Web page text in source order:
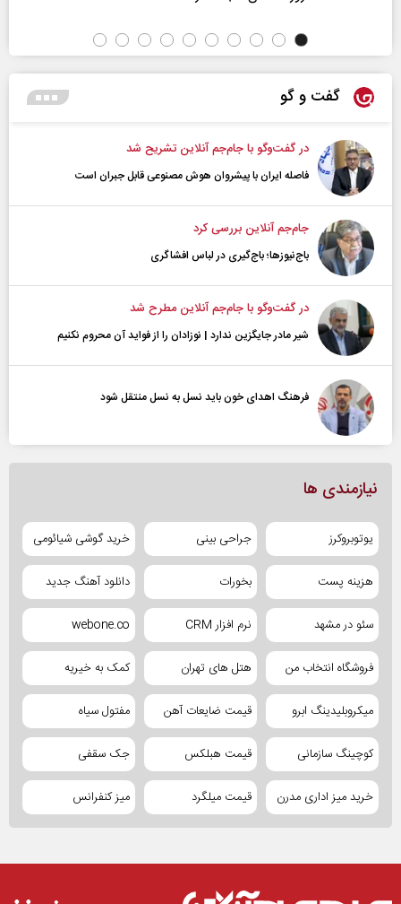
گفت و گو
در گفت‌و‌گو با جام‌جم آنلاین تشریح شد
فاصله ایران با پیشرو‌ان هوش مصنوعی قابل جبران است
جام‌جم آنلاین بررسی کرد
باج‌نیوزها؛ باج‌گیری در لباس افشاگری
در گفت‌و‌گو با جام‌جم آنلاین مطرح شد
شیر مادر جایگزین ندارد | نوزادان را از فواید آن محروم نکنیم
فرهنگ اهدای خون باید نسل به نسل منتقل شود
نیازمندی ها
یوتوبروکرز جراحی بینی خرید گوشی شیائومی
هزینه پست بخورات دانلود آهنگ جدید
سئو در مشهد نرم افزار CRM webone.co
فروشگاه انتخاب من هتل های تهران کمک به خیریه
میکروبلیدینگ ابرو قیمت ضایعات آهن مفتول سیاه
کوچینگ سازمانی قیمت هبلکس جک سقفی
خرید میز اداری مدرن قیمت میلگرد میز کنفرانس